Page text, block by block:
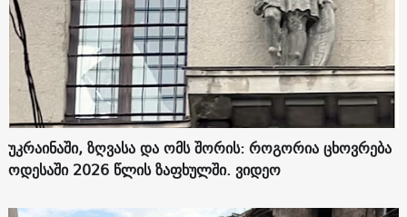
უკრაინაში, ზღვასა და ომს შორის: როგორია ცხოვრება
ოდესაში 2026 წლის ზაფხულში. ვიდეო